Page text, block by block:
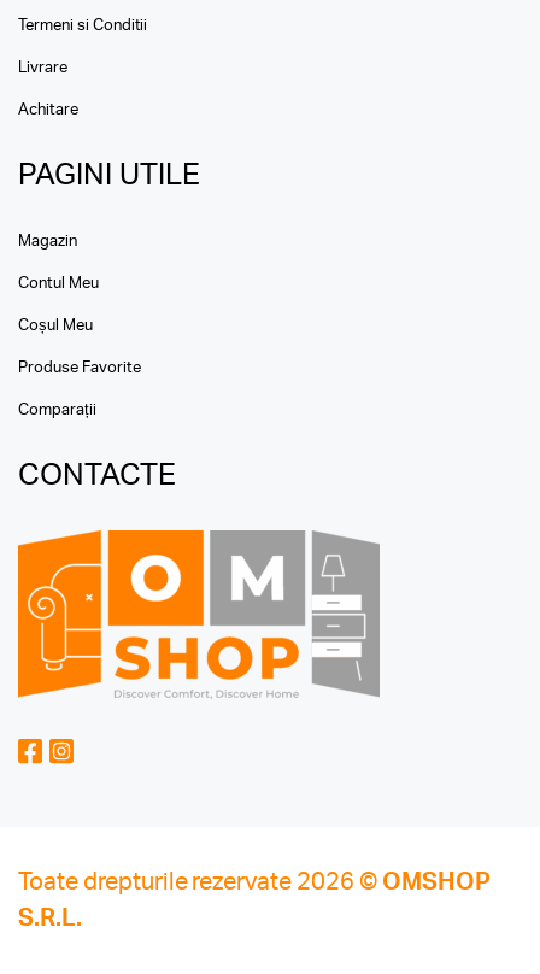
Termeni si Conditii
Livrare
Achitare
PAGINI UTILE
Magazin
Contul Meu
Coșul Meu
Produse Favorite
Comparații
CONTACTE
Toate drepturile rezervate 2026 © OMSHOP
S.R.L.